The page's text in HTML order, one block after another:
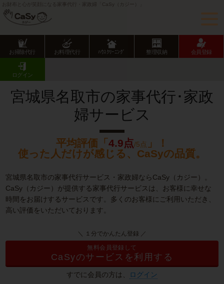
お財布と心が笑顔になる家事代行・家政婦「CaSy（カジー）」
お掃除代行 お料理代行 ﾊｳｽｸﾘｰﾆﾝｸﾞ 整理収納 会員登録
ログイン
CaSy TOP
名取市の家事代行･家政婦サービス
宮城県名取市の家事代行･家政
婦サービス
平均評価「 4.9点/5点
」！
使った人だけが感じる、CaSyの品質。
宮城県名取市の家事代行サービス・家政婦ならCaSy（カジー）。
CaSy（カジー）が提供する家事代行サービスは、お客様に幸せな
時間をお届けするサービスです。多くのお客様にご利用いただき、
高い評価をいただいております。
＼ １分でかんたん登録 ／
無料会員登録して
CaSyのサービスを利用する
すでに会員の方は、 ログイン